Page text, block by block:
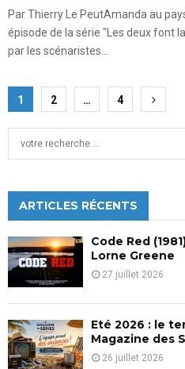
Par Thierry Le PeutAmanda au
épisode de la série "Les deux font
par les scénaristes...
Pagination
des
publications
1 2 … 4
h
f
o
r
:
ARTICLES RÉCENTS
Code Red
Lorne Greene
27 juillet 2026
Eté 2026 : le
Magazine des
26 juillet 2026